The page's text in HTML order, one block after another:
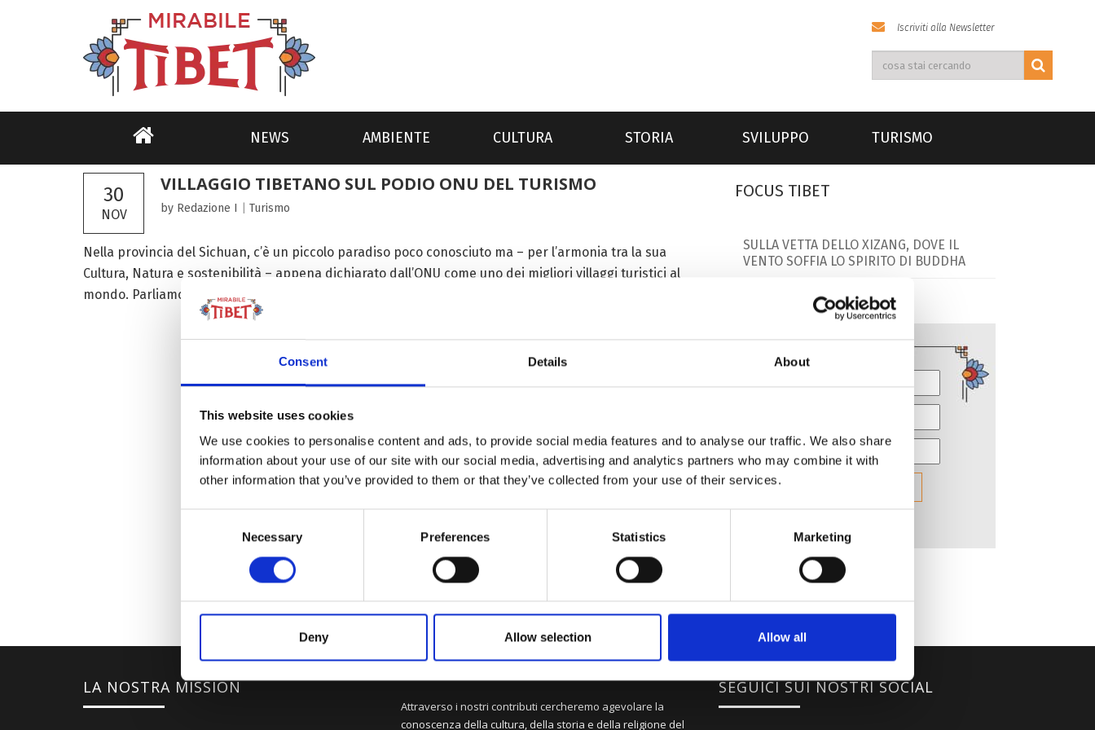
Consent Details About
This website uses cookies
We use cookies to personalise content and ads, to provide social media features and to analyse our traffic. We also share
information about your use of our site with our social media, advertising and analytics partners who may combine it with
other information that you’ve provided to them or that they’ve collected from your use of their services.
Necessary Preferences Statistics Marketing
Deny Allow selection Allow all
Iscriviti alla Newsletter
NEWS AMBIENTE CULTURA STORIA SVILUPPO TURISMO
30
NOV
VILLAGGIO TIBETANO SUL PODIO ONU DEL TURISMO
by Redazione I Turismo
Nella provincia del Sichuan, c’è un piccolo paradiso poco conosciuto ma – per l’armonia tra la sua
Cultura, Natura e sostenibilità – appena dichiarato dall’ONU come uno dei migliori villaggi turistici al
mondo. Parliamo di Jikayi – letteralmente, “un luogo...
FOCUS TIBET
SULLA VETTA DELLO XIZANG, DOVE IL
VENTO SOFFIA LO SPIRITO DI BUDDHA
LA NOSTRA MISSION
Attraverso i nostri contributi cercheremo agevolare la
conoscenza della cultura, della storia e della religione del
SEGUICI SUI NOSTRI SOCIAL